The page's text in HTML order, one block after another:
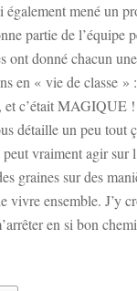
mené un
partie de l’équipe
ont donné chacun
en « vie de classe »
et c’était MAGIQUE
détaille un peu tout
peut vraiment agir sur
graines sur des
vivre ensemble. J’y
en si bon